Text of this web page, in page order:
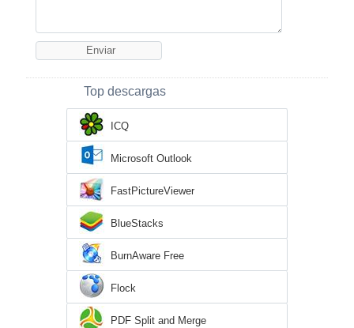
Top descargas
ICQ
Microsoft Outlook
FastPictureViewer
BlueStacks
BurnAware Free
Flock
PDF Split and Merge